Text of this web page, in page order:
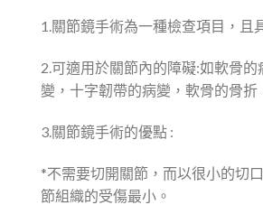
1.關節鏡手術為一種檢查項目，且
2.可適用於關節內的障礙:如軟骨
變，十字韌帶的病變，軟骨的骨折
3.關節鏡手術的優點 :
*不需要切開關節，而以很小的切
節組織的受傷最小。